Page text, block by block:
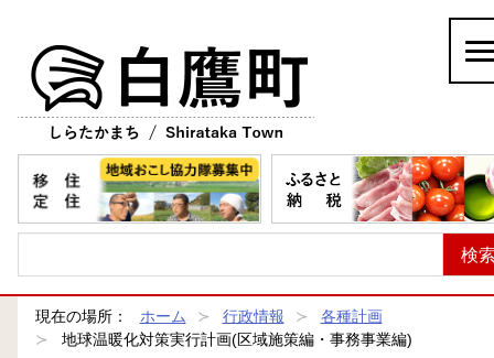
現在の場所： ホーム 行政情報
各種計画
地球温暖化対策実行計画(区域施策編・事務事業編)